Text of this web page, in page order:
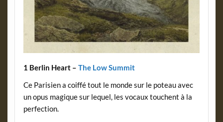
1 Berlin Heart – The Low Summit
Ce Parisien a coiffé tout le monde sur le poteau avec
un opus magique sur lequel, les vocaux touchent à la
perfection.